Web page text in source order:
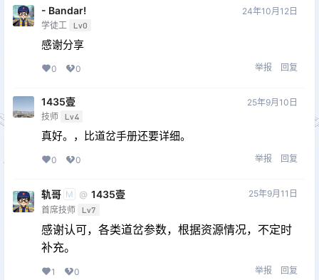
- Bandar!
学徒工 Lv0
24年10月12日
感谢分享
0 0 举报 回复
1435壹
技师 Lv4
25年9月10日
真好。，比道岔手册还要详细。
0 0 举报 回复
轨哥 M @ 1435壹
首席技师 Lv7
25年9月11日
感谢认可，各类道岔参数，根据资源情况，不定时
补充。
1 0 举报 回复